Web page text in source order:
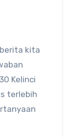
Kelinci
terlebih